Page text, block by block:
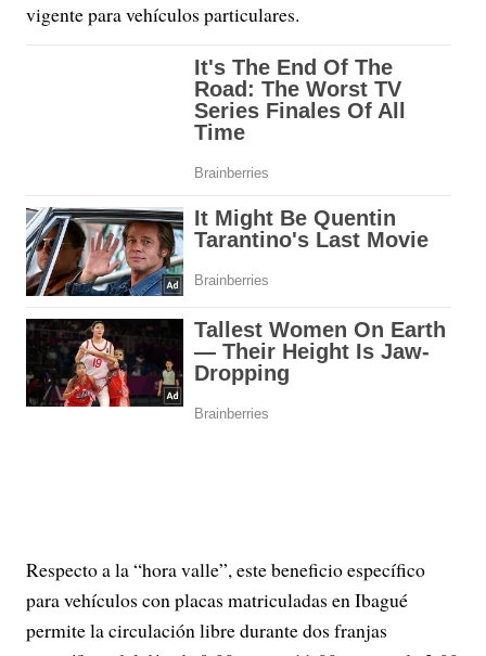
vigente para vehículos particulares.
Respecto a la “hora valle”, este beneficio específico
para vehículos con placas matriculadas en Ibagué
permite la circulación libre durante dos franjas